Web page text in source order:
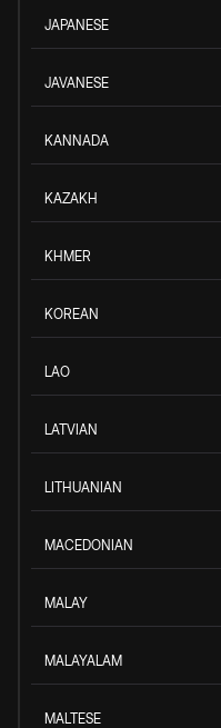
JAPANESE
JAVANESE
KANNADA
KAZAKH
KHMER
KOREAN
LAO
LATVIAN
LITHUANIAN
MACEDONIAN
MALAY
MALAYALAM
MALTESE